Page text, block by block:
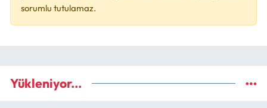
sorumlu tutulamaz.
Yükleniyor...